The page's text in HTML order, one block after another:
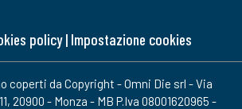
policy| Impostazione cookies
coperti da Copyright - Omni Die srl - Via
20900 - Monza - MB P.Iva 08001620965 -